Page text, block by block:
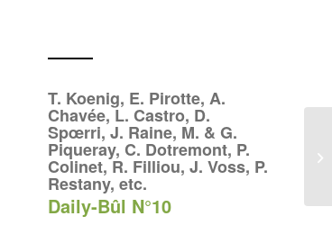
T. Koenig, E. Pirotte, A.
Chavée, L. Castro, D.
Spœrri, J. Raine, M. & G.
Piqueray, C. Dotremont, P.
Colinet, R. Filliou, J. Voss, P.
Restany, etc.
Daily-Bûl N°10